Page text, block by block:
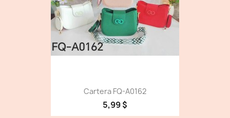
Cartera FQ-A0162
5,99 $